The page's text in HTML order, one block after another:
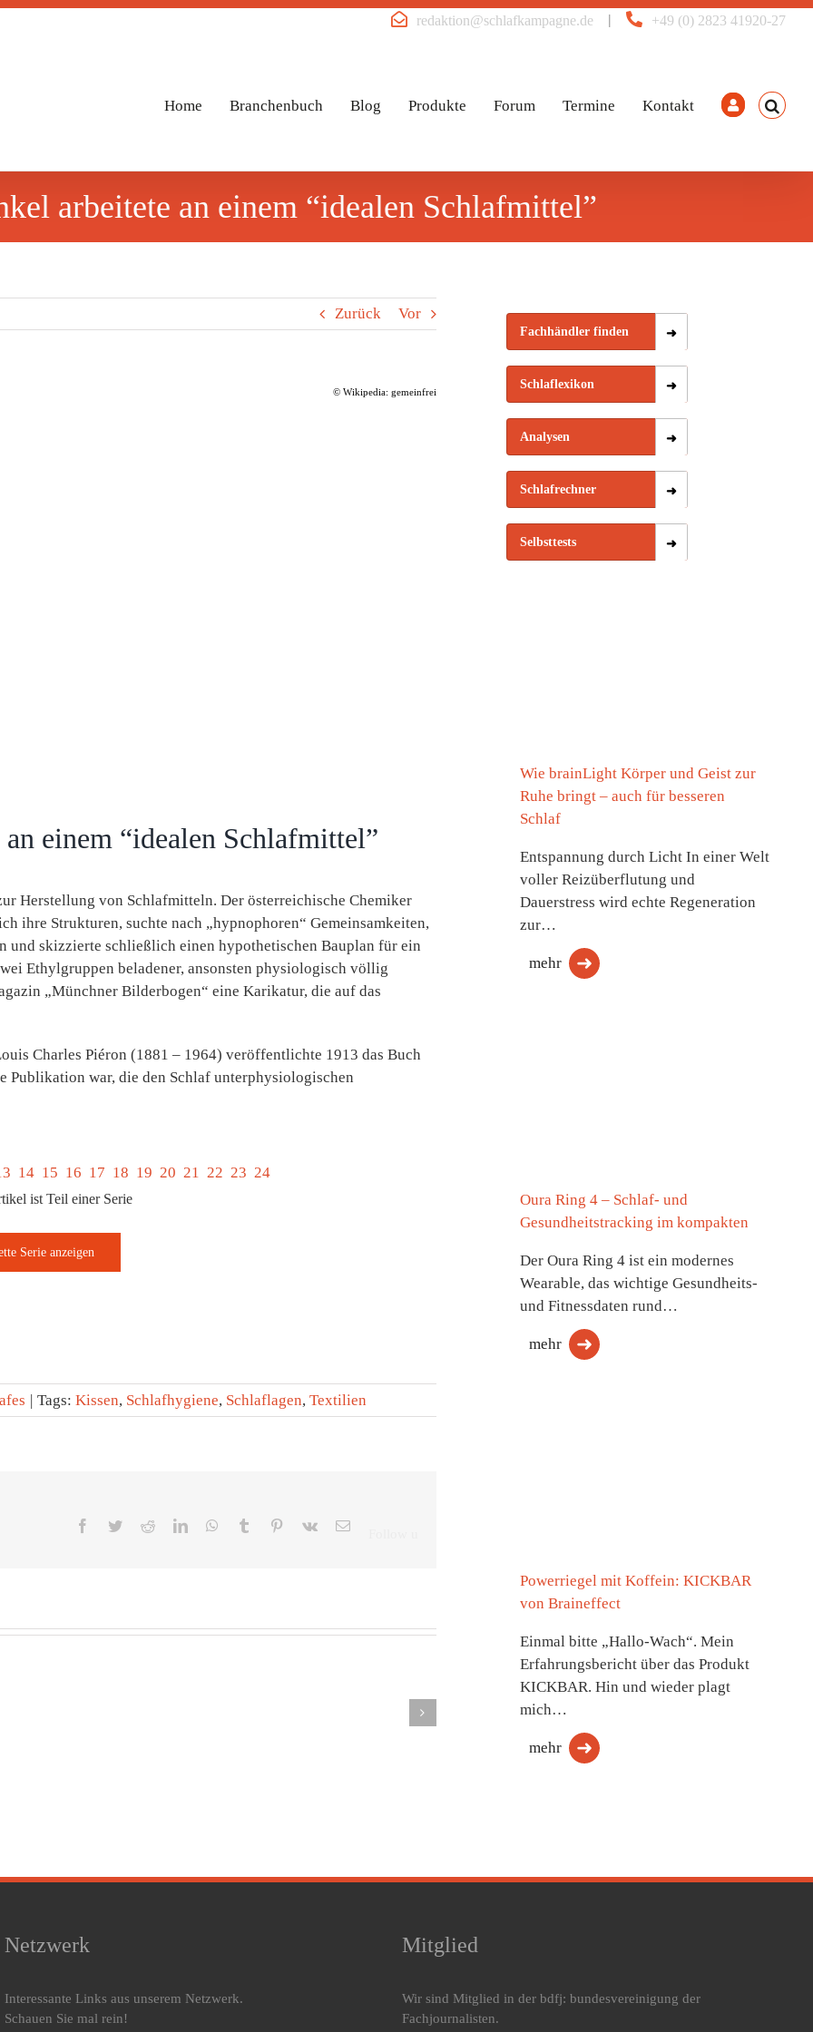
+49 (0) 2823 41920-27
|
redaktion@schlafkampagne.de
Home Branchenbuch Blog Produkte Forum Termine Kontakt
arbeitete an einem “idealen Schlafmittel”
Zurück Vor
© Wikipedia: gemeinfrei
einem “idealen Schlafmittel”
Herstellung von Schlafmitteln. Der österreichische Chemiker
ihre Strukturen, suchte nach „hypnophoren“ Gemeinsamkeiten,
und skizzierte schließlich einen hypothetischen Bauplan für ein
Ethylgruppen beladener, ansonsten physiologisch völlig
„Münchner Bilderbogen“ eine Karikatur, die auf das
Charles Piéron (1881 – 1964) veröffentlichte 1913 das Buch
Publikation war, die den Schlaf unterphysiologischen
14 15 16 17 18 19 20 21 22 23 24
ist Teil einer Serie
Tags: Kissen, Schlafhygiene, Schlaflagen, Textilien
Facebook
TwitterRedditLinkedInWhatsApp
Tumblr Pinterest
Vk
E-
von Kaiser
Gödöllő
Art von
Schlusswort
Fachhändler finden
Schlaflexikon
Analysen
Schlafrechner
Selbsttests
Wie brainLight Körper und Geist zur
Ruhe bringt – auch für besseren
Schlaf
Entspannung durch Licht In einer Welt
voller Reizüberflutung und
Dauerstress wird echte Regeneration
zur…
mehr
Oura Ring 4 – Schlaf- und
Gesundheitstracking im kompakten
Der Oura Ring 4 ist ein modernes
Wearable, das wichtige Gesundheits-
und Fitnessdaten rund…
mehr
Powerriegel mit Koffein: KICKBAR
von Braineffect
Einmal bitte „Hallo-Wach“. Mein
Erfahrungsbericht über das Produkt
KICKBAR. Hin und wieder plagt
mich…
mehr
Netzwerk
Interessante Links aus unserem Netzwerk.
Schauen Sie mal rein!
Mitglied
Wir sind Mitglied in der bdfj: bundesvereinigung der
Fachjournalisten.